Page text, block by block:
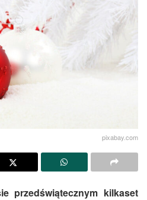
pixabay.com
przedświątecznym kilkaset